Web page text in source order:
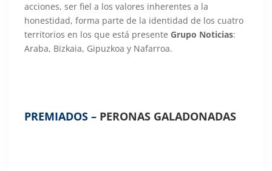
acciones, ser fiel a los valores inherentes a la
honestidad, forma parte de la identidad de los cuatro
territorios en los que está presente Grupo Noticias:
Araba, Bizkaia, Gipuzkoa y Nafarroa.
PREMIADOS – PERONAS GALADONADAS